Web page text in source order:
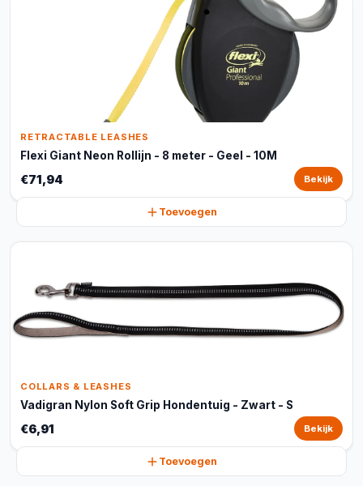
RETRACTABLE LEASHES
Flexi Giant Neon Rollijn - 8 meter - Geel - 10M
€71,94 Bekijk
Toevoegen
COLLARS & LEASHES
Vadigran Nylon Soft Grip Hondentuig - Zwart - S
€6,91 Bekijk
Toevoegen